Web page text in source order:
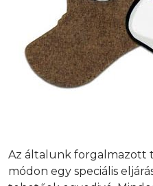
Az általunk forgalmazott
módon egy speciális